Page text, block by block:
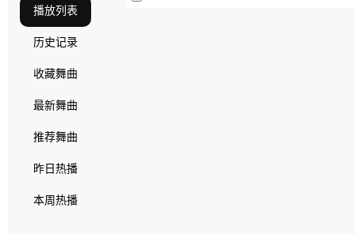
播放列表
历史记录
收藏舞曲
最新舞曲
推荐舞曲
昨日热播
本周热播